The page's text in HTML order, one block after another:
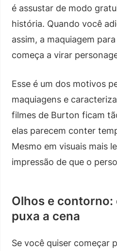
é assustar de modo
história. Quando você
assim, a maquiagem
começa a virar
Esse é um dos motivos
maquiagens e
filmes de Burton ficam
elas parecem conter
Mesmo em visuais mais
impressão de que o
Olhos e contorno:
puxa a cena
Se você quiser começar